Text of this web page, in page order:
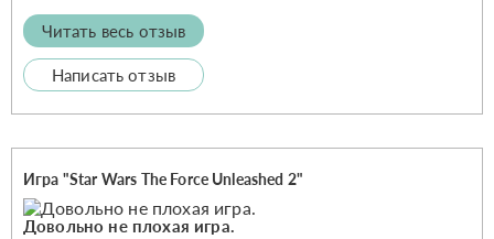
Читать весь отзыв
Написать отзыв
Игра "Star Wars The Force Unleashed 2"
Довольно не плохая игра.